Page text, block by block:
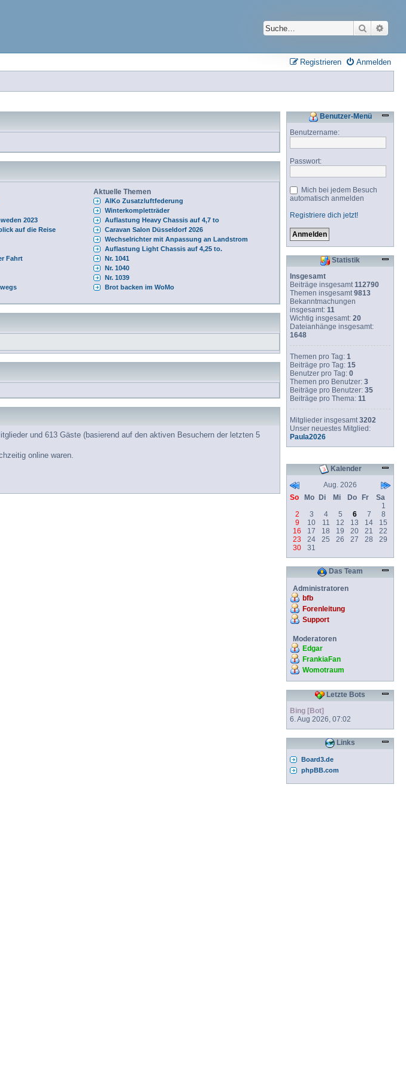
Suche
Anmelden
Registrieren
Aktuelle Themen
2023
auf die Reise
Fahrt
AlKo Zusatzluftfederung
Winterkompletträder
Auflastung Heavy Chassis auf 4,7 to
Caravan Salon Düsseldorf 2026
Wechselrichter mit Anpassung an Landstrom
Auflastung Light Chassis auf 4,25 to.
Nr. 1041
Nr. 1040
Nr. 1039
Brot backen im WoMo
und 613 Gäste (basierend auf den aktiven Besuchern der letzten 5
online waren.
Benutzer-Menü
Benutzername:
Passwort:
Mich bei jedem Besuch
automatisch anmelden
Registriere dich jetzt!
Statistik
Insgesamt
Beiträge insgesamt112790
Themen insgesamt9813
Bekanntmachungen
insgesamt: 11
Wichtig insgesamt: 20
Dateianhänge insgesamt:
1648
Themen pro Tag: 1
Beiträge pro Tag: 15
Benutzer pro Tag: 0
Themen pro Benutzer: 3
Beiträge pro Benutzer: 35
Beiträge pro Thema: 11
Mitglieder insgesamt3202
Unser neuestes Mitglied:
Paula2026
Kalender
Aug. 2026
So
Mo Di Mi Do Fr
Sa
1
2
3 4 5 6 7
8
9
10 11 12 13 14
15
16
17 18 19 20 21
22
23
24 25 26 27 28
29
30
31
Das Team
Administratoren
bfb
Forenleitung
Support
Moderatoren
Edgar
FrankiaFan
Womotraum
Letzte Bots
Bing [Bot]
6. Aug 2026, 07:02
Links
Board3.de
phpBB.com